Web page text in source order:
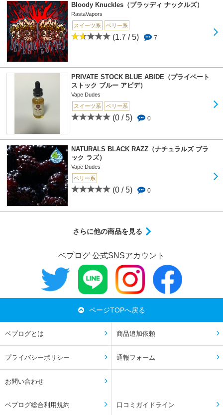
Bloody Knuckles（ブラッディ ナックルズ）
RastaVapors
スイーツ系
ベリー系
(1.7 / 5) 7
PRIVATE STOCK BLUE ABIDE（プライベート
ストック ブルー アビデ）
Vape Dudes
スイーツ系
ベリー系
(0 / 5) 0
NATURALS BLACK RAZZ（ナチュラルズ ブラ
ック ラズ）
Vape Dudes
ベリー系
(0 / 5) 0
さらに他の商品を見る
ベプログ 公式SNSアカウント
ページTOPへ戻る
ベプログとは 商品追加依頼
プライバシーポリシー 通報フォーム
お問い合わせ
ベプログ総合利用規約 口コミガイドライン